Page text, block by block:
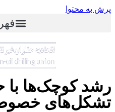
پرش به محتوا
رشد کوچک‌ها با
تشکل‌های